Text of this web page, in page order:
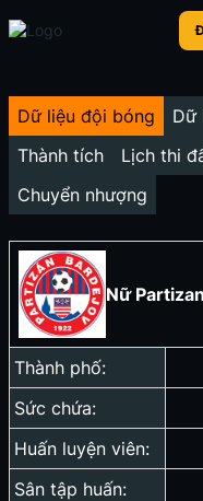
Dữ liệu đội bóng Dữ
Thành tích
Lịch thi
Chuyển nhượng
Nữ
Thành phố:
Sức chứa:
Huấn luyện viên:
Sân tập huấn: